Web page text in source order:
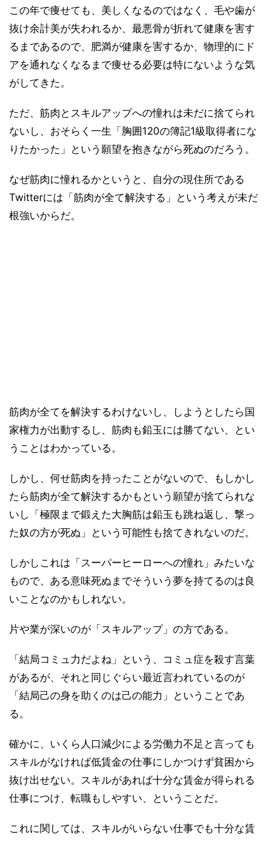
この年で痩せても、美しくなるのではなく、毛や歯が
抜け余計美が失われるか、最悪骨が折れて健康を害す
るまであるので、肥満が健康を害するか、物理的にド
アを通れなくなるまで痩せる必要は特にないような気
がしてきた。
ただ、筋肉とスキルアップへの憧れは未だに捨てられ
ないし、おそらく一生「胸囲120の簿記1級取得者にな
りたかった」という願望を抱きながら死ぬのだろう。
なぜ筋肉に憧れるかというと、自分の現住所である
Twitterには「筋肉が全て解決する」という考えが未だ
根強いからだ。
筋肉が全てを解決するわけないし、しようとしたら国
家権力が出動するし、筋肉も鉛玉には勝てない、とい
うことはわかっている。
しかし、何せ筋肉を持ったことがないので、もしかし
たら筋肉が全て解決するかもという願望が捨てられな
いし「極限まで鍛えた大胸筋は鉛玉も跳ね返し、撃っ
た奴の方が死ぬ」という可能性も捨てきれないのだ。
しかしこれは「スーパーヒーローへの憧れ」みたいな
もので、ある意味死ぬまでそういう夢を持てるのは良
いことなのかもしれない。
片や業が深いのが「スキルアップ」の方である。
「結局コミュ力だよね」という、コミュ症を殺す言葉
があるが、それと同じぐらい最近言われているのが
「結局己の身を助くのは己の能力」ということであ
る。
確かに、いくら人口減少による労働力不足と言っても
スキルがなければ低賃金の仕事にしかつけず貧困から
抜け出せない。スキルがあれば十分な賃金が得られる
仕事につけ、転職もしやすい、ということだ。
これに関しては、スキルがいらない仕事でも十分な賃